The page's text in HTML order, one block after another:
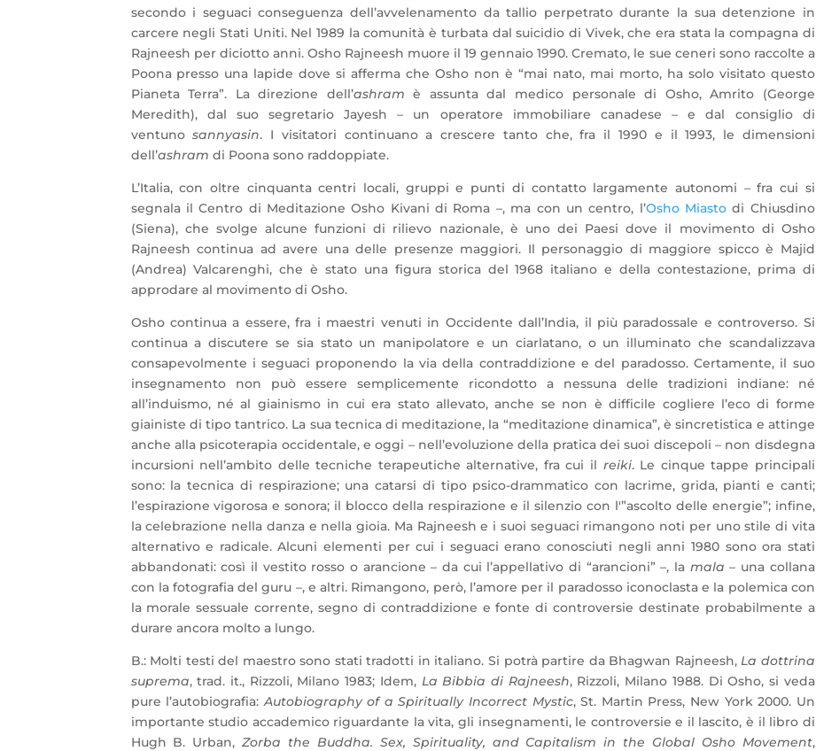
secondo i seguaci conseguenza dell’avvelenamento da tallio perpetrato durante la sua detenzione in
carcere negli Stati Uniti. Nel 1989 la comunità è turbata dal suicidio di Vivek, che era stata la compagna di
Rajneesh per diciotto anni. Osho Rajneesh muore il 19 gennaio 1990. Cremato, le sue ceneri sono raccolte a
Poona presso una lapide dove si afferma che Osho non è “mai nato, mai morto, ha solo visitato questo
Pianeta Terra”. La direzione dell’ashram è assunta dal medico personale di Osho, Amrito (George
Meredith), dal suo segretario Jayesh – un operatore immobiliare canadese – e dal consiglio di
ventunosannyasin. I visitatori continuano a crescere tanto che, fra il 1990 e il 1993, le dimensioni
dell’ashram di Poona sono raddoppiate.
L’Italia, con oltre cinquanta centri locali, gruppi e punti di contatto largamente autonomi – fra cui si
segnala il Centro di Meditazione Osho Kivani di Roma –, ma con un centro, l’Osho Miasto di Chiusdino
(Siena), che svolge alcune funzioni di rilievo nazionale, è uno dei Paesi dove il movimento di Osho
Rajneesh continua ad avere una delle presenze maggiori. Il personaggio di maggiore spicco è Majid
(Andrea) Valcarenghi, che è stato una figura storica del 1968 italiano e della contestazione, prima di
approdare al movimento di Osho.
Osho continua a essere, fra i maestri venuti in Occidente dall’India, il più paradossale e controverso. Si
continua a discutere se sia stato un manipolatore e un ciarlatano, o un illuminato che scandalizzava
consapevolmente i seguaci proponendo la via della contraddizione e del paradosso. Certamente, il suo
insegnamento non può essere semplicemente ricondotto a nessuna delle tradizioni indiane: né
all’induismo, né al giainismo in cui era stato allevato, anche se non è difficile cogliere l’eco di forme
giainiste di tipo tantrico. La sua tecnica di meditazione, la “meditazione dinamica”, è sincretistica e attinge
anche alla psicoterapia occidentale, e oggi – nell’evoluzione della pratica dei suoi discepoli – non disdegna
incursioni nell’ambito delle tecniche terapeutiche alternative, fra cui il reiki. Le cinque tappe principali
sono: la tecnica di respirazione; una catarsi di tipo psico-drammatico con lacrime, grida, pianti e canti;
l’espirazione vigorosa e sonora; il blocco della respirazione e il silenzio con l'”ascolto delle energie”; infine,
la celebrazione nella danza e nella gioia. Ma Rajneesh e i suoi seguaci rimangono noti per uno stile di vita
alternativo e radicale. Alcuni elementi per cui i seguaci erano conosciuti negli anni 1980 sono ora stati
abbandonati: così il vestito rosso o arancione – da cui l’appellativo di “arancioni” –, la mala – una collana
con la fotografia del guru –, e altri. Rimangono, però, l’amore per il paradosso iconoclasta e la polemica con
la morale sessuale corrente, segno di contraddizione e fonte di controversie destinate probabilmente a
durare ancora molto a lungo.
B.: Molti testi del maestro sono stati tradotti in italiano. Si potrà partire da Bhagwan Rajneesh,La dottrina
suprema, trad. it., Rizzoli, Milano 1983; Idem, La Bibbia di Rajneesh, Rizzoli, Milano 1988. Di Osho, si veda
pure l’autobiografia:Autobiography of a Spiritually Incorrect Mystic, St. Martin Press, New York 2000. Un
importante studio accademico riguardante la vita, gli insegnamenti, le controversie e il lascito, è il libro di
Hugh B. Urban,Zorba the Buddha. Sex, Spirituality, and Capitalism in the Global Osho Movement,